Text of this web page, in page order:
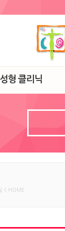
형 클리닉
< HOME